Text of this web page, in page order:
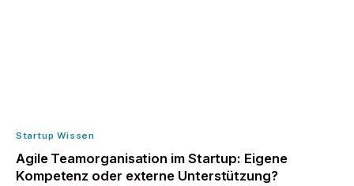
Startup Wissen
Agile Teamorganisation im Startup: Eigene
Kompetenz oder externe Unterstützung?